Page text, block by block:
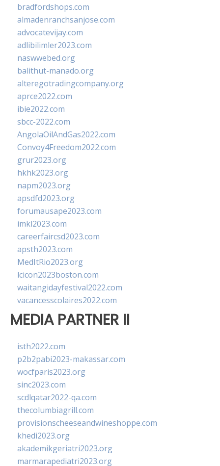
bradfordshops.com
almadenranchsanjose.com
advocatevijay.com
adlibilimler2023.com
naswwebed.org
balithut-manado.org
alteregotradingcompany.org
aprce2022.com
ibie2022.com
sbcc-2022.com
AngolaOilAndGas2022.com
Convoy4Freedom2022.com
grur2023.org
hkhk2023.org
napm2023.org
apsdfd2023.org
forumausape2023.com
imkl2023.com
careerfaircsd2023.com
apsth2023.com
MedItRio2023.org
lcicon2023boston.com
waitangidayfestival2022.com
vacancesscolaires2022.com
MEDIA PARTNER II
isth2022.com
p2b2pabi2023-makassar.com
wocfparis2023.org
sinc2023.com
scdlqatar2022-qa.com
thecolumbiagrill.com
provisionscheeseandwineshoppe.com
khedi2023.org
akademikgeriatri2023.org
marmarapediatri2023.org